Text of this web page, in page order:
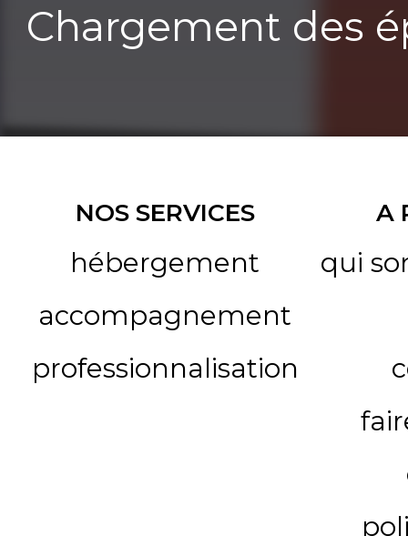
Chargement des
NOS SERVICES
hébergement
accompagnement
professionnalisation
A
qui